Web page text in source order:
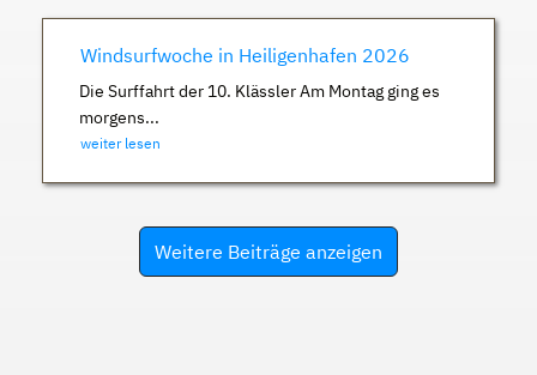
Windsurfwoche in Heiligenhafen 2026
Die Surffahrt der 10. Klässler Am Montag ging es
morgens...
weiter lesen
Weitere Beiträge anzeigen